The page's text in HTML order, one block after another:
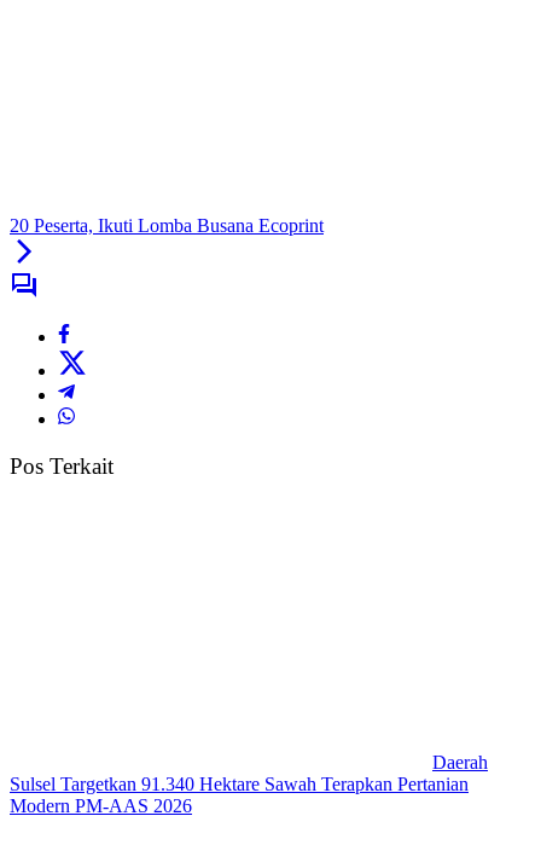
20 Peserta, Ikuti Lomba Busana Ecoprint
Pos Terkait
Daerah
Sulsel Targetkan 91.340 Hektare Sawah Terapkan Pertanian
Modern PM-AAS 2026